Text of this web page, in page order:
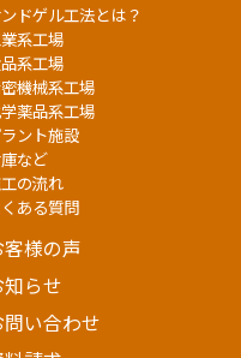
ドゲル工法とは？
系工場
系工場
機械系工場
薬品系工場
ント施設
など
の流れ
ある質問
客様の声
知らせ
問い合わせ